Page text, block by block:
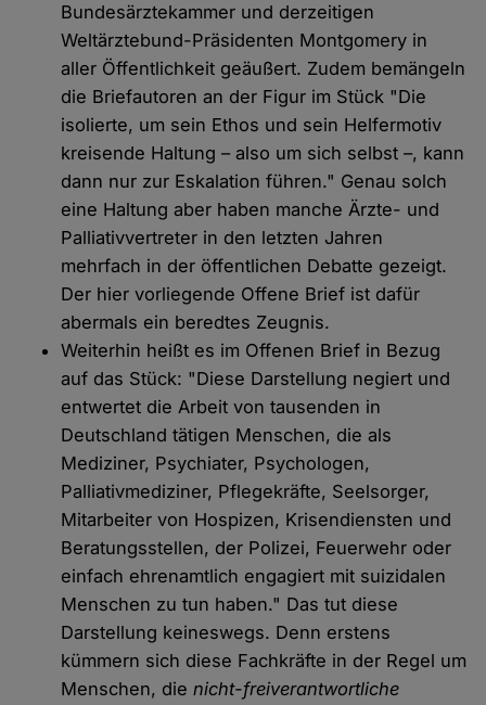
Bundesärztekammer und derzeitigen
Weltärztebund-Präsidenten Montgomery in
aller Öffentlichkeit geäußert. Zudem bemängeln
die Briefautoren an der Figur im Stück "Die
isolierte, um sein Ethos und sein Helfermotiv
kreisende Haltung – also um sich selbst –, kann
dann nur zur Eskalation führen." Genau solch
eine Haltung aber haben manche Ärzte- und
Palliativvertreter in den letzten Jahren
mehrfach in der öffentlichen Debatte gezeigt.
Der hier vorliegende Offene Brief ist dafür
abermals ein beredtes Zeugnis.
Weiterhin heißt es im Offenen Brief in Bezug
auf das Stück: "Diese Darstellung negiert und
entwertet die Arbeit von tausenden in
Deutschland tätigen Menschen, die als
Mediziner, Psychiater, Psychologen,
Palliativmediziner, Pflegekräfte, Seelsorger,
Mitarbeiter von Hospizen, Krisendiensten und
Beratungsstellen, der Polizei, Feuerwehr oder
einfach ehrenamtlich engagiert mit suizidalen
Menschen zu tun haben." Das tut diese
Darstellung keineswegs. Denn erstens
kümmern sich diese Fachkräfte in der Regel um
Menschen, dienicht-freiverantwortliche